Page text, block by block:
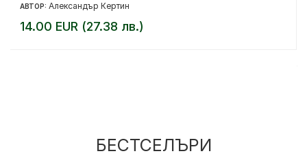
АВТОР: Александър Кертин
14.00 EUR (27.38 лв.)
БЕСТСЕЛЪРИ